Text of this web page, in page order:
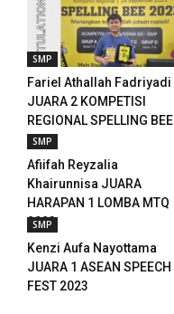
panel
panel
panel
panel
panel
panel
panel
panel
SMP
Fariel Athallah Fadriyadi
JUARA 2 KOMPETISI
REGIONAL SPELLING BEE
2023
SMP
Afiifah Reyzalia
Khairunnisa JUARA
HARAPAN 1 LOMBA MTQ
2023
SMP
Kenzi Aufa Nayottama
JUARA 1 ASEAN SPEECH
FEST 2023